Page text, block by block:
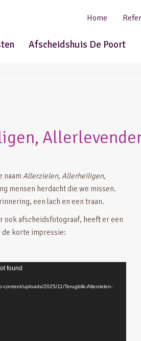
Home
Afscheidshuis De Poort
naamAllerzielen, Allerheiligen,
mensen herdacht die we missen.
een lach en een traan.
ook afscheidsfotograaf, heeft er een
korte impressie:
found
content/uploads/2025/11/Terugblik-Allerzielen-